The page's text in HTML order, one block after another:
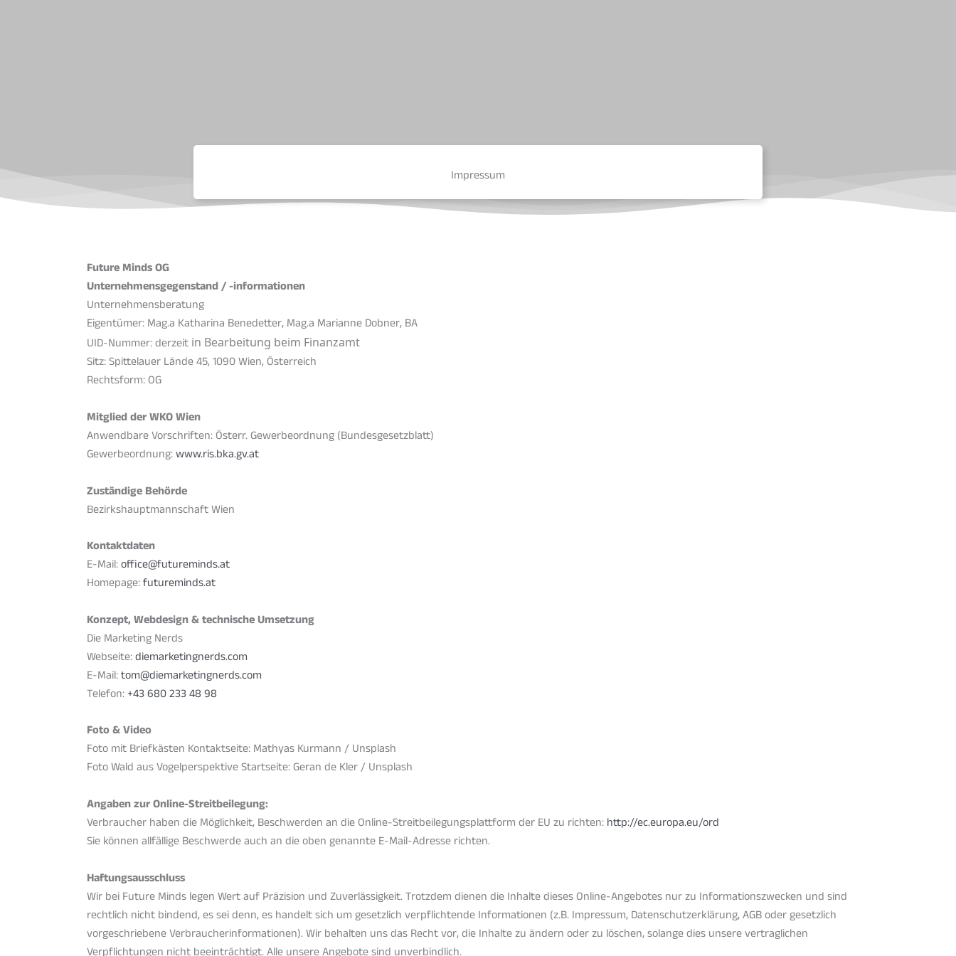
Impressum
Future Minds OG
Unternehmensgegenstand / -informationen
Unternehmensberatung
Eigentümer: Mag.a Katharina Benedetter, Mag.a Marianne Dobner, BA
UID-Nummer: derzeit in Bearbeitung beim Finanzamt
Sitz: Spittelauer Lände 45, 1090 Wien, Österreich
Rechtsform: OG
Mitglied der WKO Wien
Anwendbare Vorschriften: Österr. Gewerbeordnung (Bundesgesetzblatt)
Gewerbeordnung:www.ris.bka.gv.at
Zuständige Behörde
Bezirkshauptmannschaft Wien
Kontaktdaten
E-Mail:office@futureminds.at
Homepage:futureminds.at
Konzept, Webdesign & technische Umsetzung
Die Marketing Nerds
Webseite:diemarketingnerds.com
E-Mail:tom@diemarketingnerds.com
Telefon: +43 680 233 48 98
Foto & Video
Foto mit Briefkästen Kontaktseite: Mathyas Kurmann / Unsplash
Foto Wald aus Vogelperspektive Startseite: Geran de Kler / Unsplash
Angaben zur Online-Streitbeilegung:
Verbraucher haben die Möglichkeit, Beschwerden an die Online-Streitbeilegungsplattform der EU zu richten: http://ec.europa.eu/ord
Sie können allfällige Beschwerde auch an die oben genannte E-Mail-Adresse richten.
Haftungsausschluss
Wir bei Future Minds legen Wert auf Präzision und Zuverlässigkeit. Trotzdem dienen die Inhalte dieses Online-Angebotes nur zu Informationszwecken und sind
rechtlich nicht bindend, es sei denn, es handelt sich um gesetzlich verpflichtende Informationen (z.B. Impressum, Datenschutzerklärung, AGB oder gesetzlich
vorgeschriebene Verbraucherinformationen). Wir behalten uns das Recht vor, die Inhalte zu ändern oder zu löschen, solange dies unsere vertraglichen
Verpflichtungen nicht beeinträchtigt. Alle unsere Angebote sind unverbindlich.